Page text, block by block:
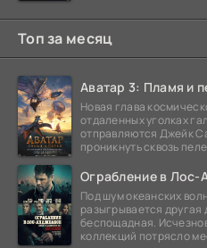
Топ за месяц
Аватар 3: Пламя и
Новая глава
отдаленных уголках
отправляются Джейк
проникнуть сквозь
Ограбление в Лос-
Под шум океанских
разыгрывается
беспощадная.
коллекций потрясло